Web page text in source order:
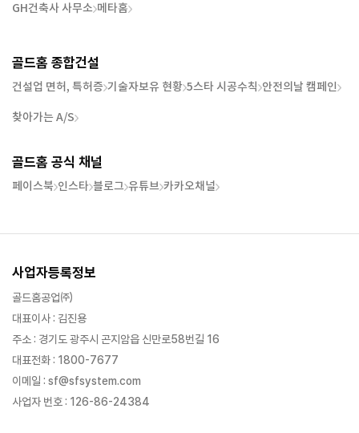
GH건축사 사무소 메타홈
골드홈 종합건설
건설업 면허, 특허증 기술자보유 현황 5스타 시공수칙 안전의날 캠페인
찾아가는 A/S
골드홈 공식 채널
페이스북 인스타 블로그 유튜브 카카오채널
사업자등록정보
골드홈공업㈜
대표이사 : 김진용
주소 : 경기도 광주시 곤지암읍 신만로58번길 16
대표전화 : 1800-7677
이메일 : sf@sfsystem.com
사업자 번호 : 126-86-24384